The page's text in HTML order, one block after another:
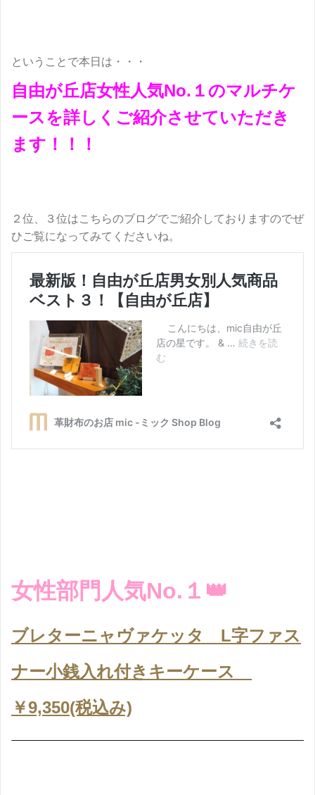
ということで本日は・・・
自由が丘店女性人気No.１のマルチケ
ースを詳しくご紹介させていただき
ます！！！
２位、３位はこちらのブログでご紹介しておりますのでぜ
ひご覧になってみてくださいね。
女性部門人気No.１👑
ブレターニャヴァケッタ L字ファス
ナー小銭入れ付きキーケース
￥9,350(税込み)